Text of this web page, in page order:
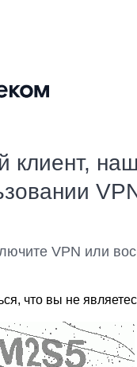
VPN или
что вы не